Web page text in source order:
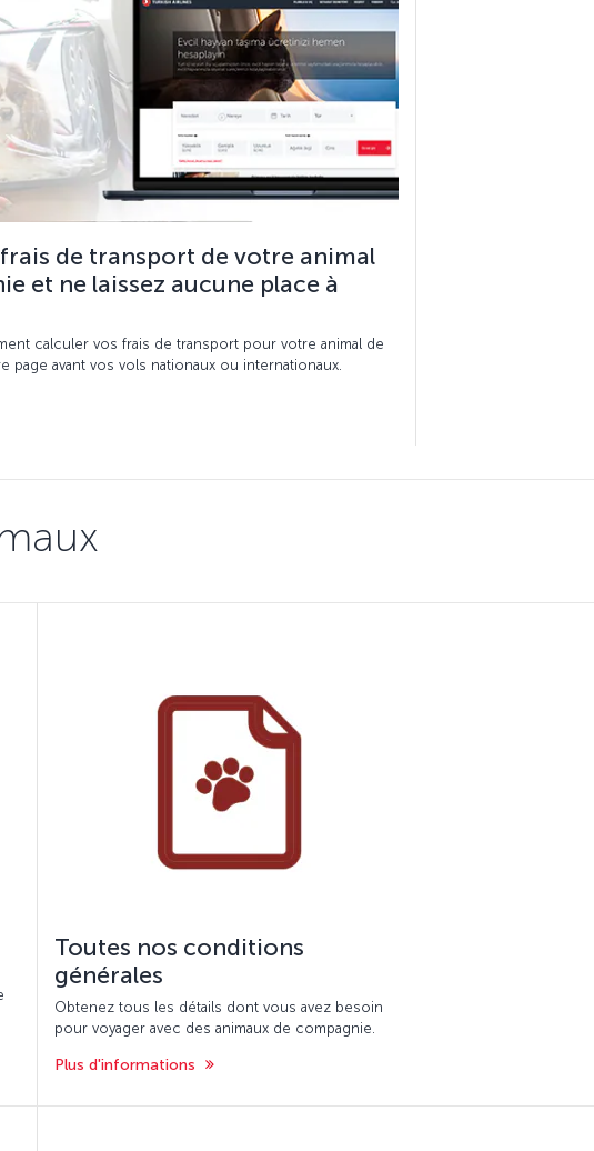
de transport de votre animal
et ne laissez aucune place à
calculer vos frais de transport pour votre animal de
page avant vos vols nationaux ou internationaux.
Toutes nos conditions
générales
Obtenez tous les détails dont vous avez besoin
pour voyager avec des animaux de compagnie.
Plus d'informations